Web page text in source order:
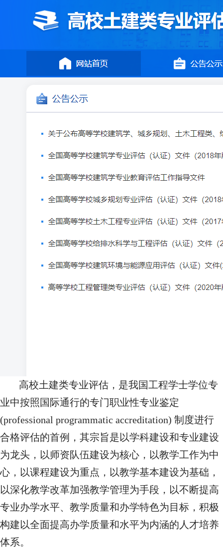
高校土建类专业评估，是我国工程学士学位专
业中按照国际通行的专门职业性专业鉴定
(professional programmatic accreditation) 制度进行
合格评估的首例，其宗旨是以学科建设和专业建设
为龙头，以师资队伍建设为核心，以教学工作为中
心，以课程建设为重点，以教学基本建设为基础，
以深化教学改革加强教学管理为手段，以不断提高
专业办学水平、教学质量和办学特色为目标，积极
构建以全面提高办学质量和水平为内涵的人才培养
体系。